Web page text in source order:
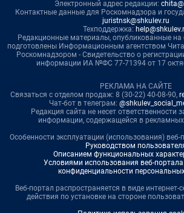
Электронный адрес редакции:
Контактные данные для Роскомнадзора и
juristnsk@shkulev.ru
Техподдержка:
Редакционные материалы, опубликованные на
подготовлены Информационным агентством
Роскомнадзором - Свидетельство о
информации ИА №ФС 77-71394 от 17
РЕКЛАМА НА САЙТЕ
Связаться с отделом продаж: 8 (30-22) 40-08-90,
Чат-бот в телеграм:
Редакция сайта не несет ответственности
информации, содержащейся в
Особенности эксплуатации (использования) веб-
Руководством
Описанием функциональных
Условиями использования веб-
конфиденциальности
Веб-портал распространяется в виде интернет-
действия по установке на стороне